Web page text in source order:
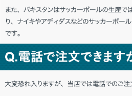
神奈川県 K・K様「良
高！！」